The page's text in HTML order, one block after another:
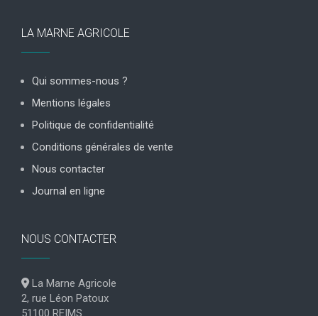
LA MARNE AGRICOLE
Qui sommes-nous ?
Mentions légales
Politique de confidentialité
Conditions générales de vente
Nous contacter
Journal en ligne
NOUS CONTACTER
La Marne Agricole
2, rue Léon Patoux
51100 REIMS